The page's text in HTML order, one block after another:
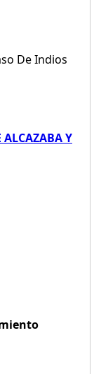
De Indios
Y